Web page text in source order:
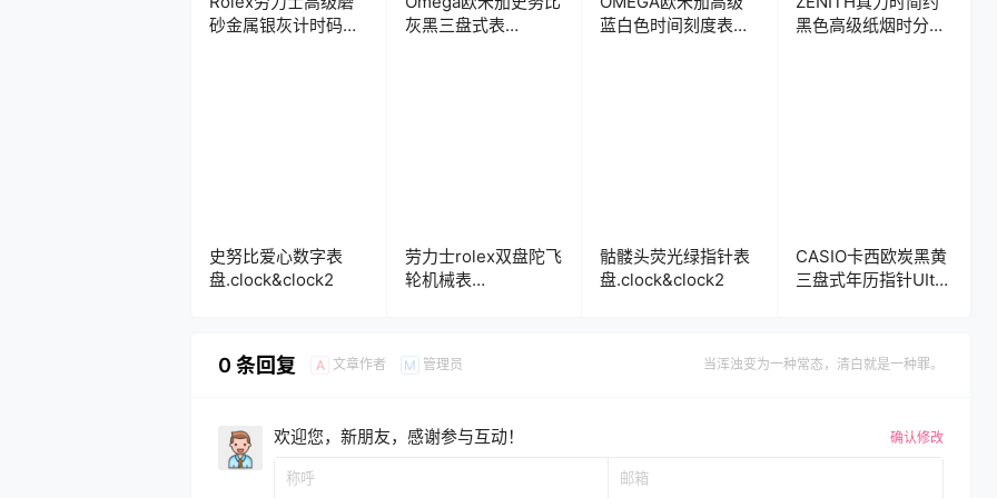
砂金属银灰计时码年
灰黑三盘式表
蓝白色时间刻度表
黑色高级纸烟时分表
史努比爱心数字表
盘.clock&clock2
劳力士rolex双盘陀飞
轮机械表
骷髅头荧光绿指针表
盘.clock&clock2
CASIO卡西欧炭黑黄
三盘式年历指针UItra
0 条回复 A 文章作者 M 管理员 当浑浊变为一种常态，清白就是一种罪。
欢迎您，新朋友，感谢参与互动！ 确认修改